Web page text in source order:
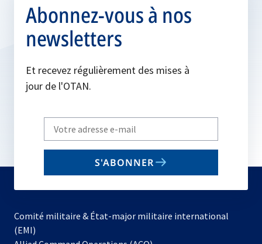
Abonnez-vous à nos
newsletters
Et recevez régulièrement des mises à
jour de l'OTAN.
Write
your
email
S'ABONNER
Comité militaire & État-major militaire international
(EMI)